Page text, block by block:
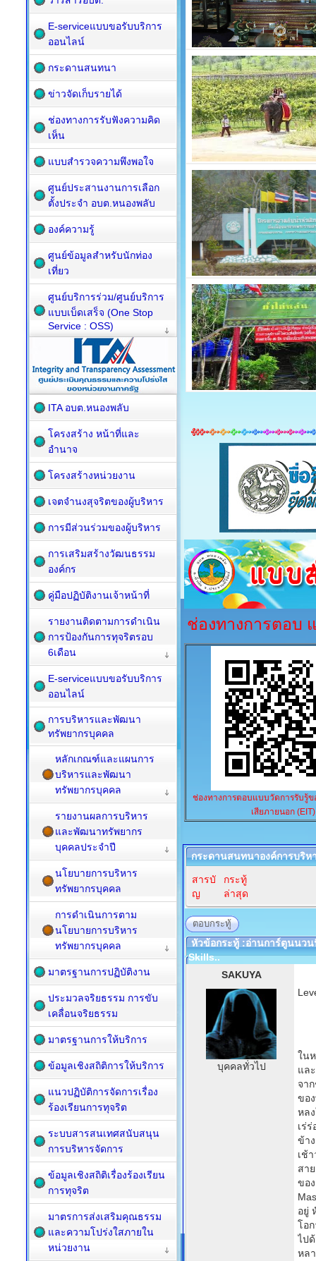
ช่องทางการตอบ
ช่องทางการตอบแบบวัดการรับรู้
เสียภายนอก (EIT)
กระดานสนทนาองค์การบริ
สารบั
ญ
กระทู้
ล่าสุด
ตอบกระทู้
หัวข้อกระทู้ :อ่านการ์ตูนนวน
Skills..
SAKUYA
บุคคลทั่วไป
ใน
แล
จา
ขอ
หล
เร่
ข้า
เช้
สา
ขอ
อยู่
โอ
ไป
หล
E-serviceแบบขอรับบริการ
ออนไลน์
กระดานสนทนา
ข่าวจัดเก็บรายได้
ช่องทางการรับฟังความคิด
เห็น
แบบสำรวจความพึงพอใจ
ศูนย์ประสานงานการเลือก
ตั้งประจำ อบต.หนองพลับ
องค์ความรู้
ศูนย์ข้อมูลสำหรับนักท่อง
เที่ยว
ศูนย์บริการร่วม/ศูนย์บริการ
แบบเบ็ดเสร็จ (One Stop
Service : OSS)
ITA อบต.หนองพลับ
โครงสร้าง หน้าที่และ
อำนาจ
โครงสร้างหน่วยงาน
เจตจำนงสุจริตของผู้บริหาร
การมีส่วนร่วมของผู้บริหาร
การเสริมสร้างวัฒนธรรม
องค์กร
คู่มือปฏิบัติงานเจ้าหน้าที่
รายงานติดตามการดำเนิน
การป้องกันการทุจริตรอบ
6เดือน
E-serviceแบบขอรับบริการ
ออนไลน์
การบริหารและพัฒนา
ทรัพยากรบุคคล
หลักเกณฑ์และแผนการ
บริหารและพัฒนา
ทรัพยากรบุคคล
รายงานผลการบริหาร
และพัฒนาทรัพยากร
บุคคลประจำปี
นโยบายการบริหาร
ทรัพยากรบุคคล
การดำเนินการตาม
นโยบายการบริหาร
ทรัพยากรบุคคล
มาตรฐานการปฏิบัติงาน
ประมวลจริยธรรม การขับ
เคลื่อนจริยธรรม
มาตรฐานการให้บริการ
ข้อมูลเชิงสถิติการให้บริการ
แนวปฏิบัติการจัดการเรื่อง
ร้องเรียนการทุจริต
ระบบสารสนเทศสนับสนุน
การบริหารจัดการ
ข้อมูลเชิงสถิติเรื่องร้องเรียน
การทุจริต
มาตรการส่งเสริมคุณธรรม
และความโปร่งใสภายใน
หน่วยงาน